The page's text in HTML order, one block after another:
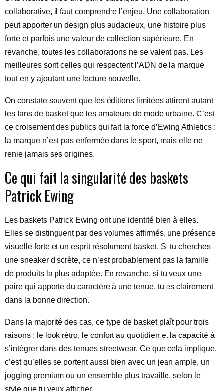
collaborative, il faut comprendre l’enjeu. Une collaboration
peut apporter un design plus audacieux, une histoire plus
forte et parfois une valeur de collection supérieure. En
revanche, toutes les collaborations ne se valent pas. Les
meilleures sont celles qui respectent l’ADN de la marque
tout en y ajoutant une lecture nouvelle.
On constate souvent que les éditions limitées attirent autant
les fans de basket que les amateurs de mode urbaine. C’est
ce croisement des publics qui fait la force d’Ewing Athletics :
la marque n’est pas enfermée dans le sport, mais elle ne
renie jamais ses origines.
Ce qui fait la singularité des baskets
Patrick Ewing
Les baskets Patrick Ewing ont une identité bien à elles.
Elles se distinguent par des volumes affirmés, une présence
visuelle forte et un esprit résolument basket. Si tu cherches
une sneaker discrète, ce n’est probablement pas la famille
de produits la plus adaptée. En revanche, si tu veux une
paire qui apporte du caractère à une tenue, tu es clairement
dans la bonne direction.
Dans la majorité des cas, ce type de basket plaît pour trois
raisons : le look rétro, le confort au quotidien et la capacité à
s’intégrer dans des tenues streetwear. Ce que cela implique,
c’est qu’elles se portent aussi bien avec un jean ample, un
jogging premium ou un ensemble plus travaillé, selon le
style que tu veux afficher.